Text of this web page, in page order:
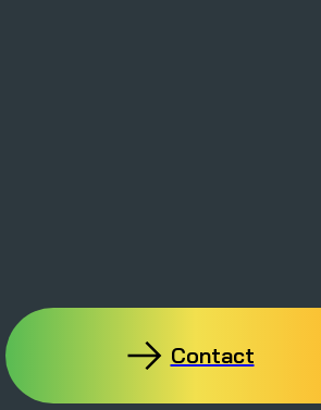
Contact